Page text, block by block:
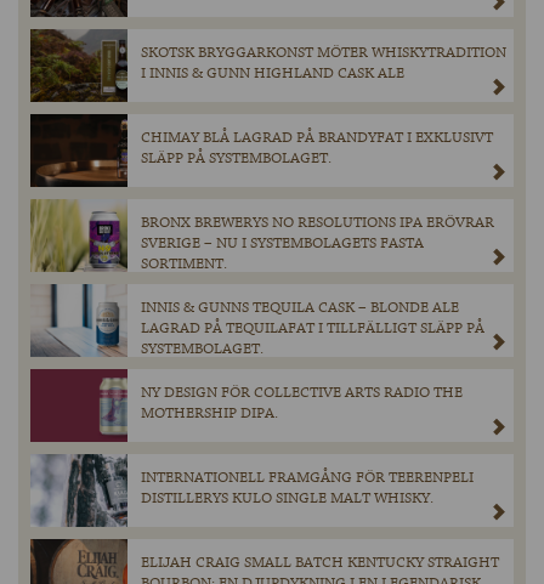
SKOTSK BRYGGARKONST MÖTER WHISKYTRADITION
I INNIS & GUNN HIGHLAND CASK ALE
CHIMAY BLÅ LAGRAD PÅ BRANDYFAT I EXKLUSIVT
SLÄPP PÅ SYSTEMBOLAGET.
BRONX BREWERYS NO RESOLUTIONS IPA ERÖVRAR
SVERIGE – NU I SYSTEMBOLAGETS FASTA
SORTIMENT.
INNIS & GUNNS TEQUILA CASK – BLONDE ALE
LAGRAD PÅ TEQUILAFAT I TILLFÄLLIGT SLÄPP PÅ
SYSTEMBOLAGET.
NY DESIGN FÖR COLLECTIVE ARTS RADIO THE
MOTHERSHIP DIPA.
INTERNATIONELL FRAMGÅNG FÖR TEERENPELI
DISTILLERYS KULO SINGLE MALT WHISKY.
ELIJAH CRAIG SMALL BATCH KENTUCKY STRAIGHT